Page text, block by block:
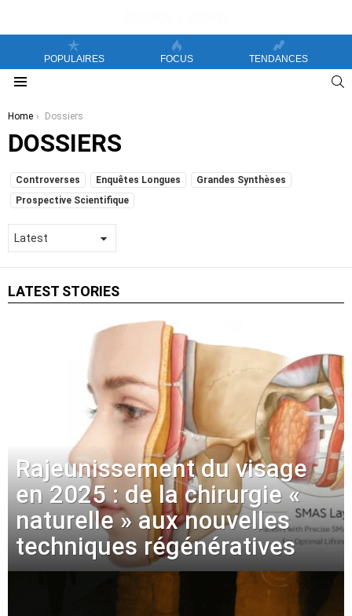
POPULAIRES FOCUS TENDANCES
You are here:
Home Dossiers
DOSSIERS
SUBTERMS
Controverses Enquêtes Longues
Grandes Synthèses
Prospective Scientifique
LATEST STORIES
Rajeunissement du visage
en 2025 : de la chirurgie «
naturelle » aux nouvelles
techniques régénératives